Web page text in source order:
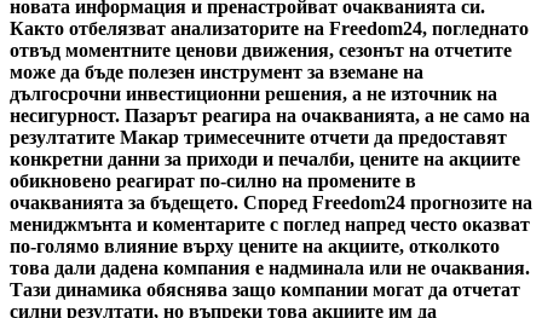
новата информация и пренастройват очакванията си.
Както отбелязват анализаторите на Freedom24, погледнато
отвъд моментните ценови движения, сезонът на отчетите
може да бъде полезен инструмент за вземане на
дългосрочни инвестиционни решения, а не източник на
несигурност. Пазарът реагира на очакванията, а не само на
резултатите Макар тримесечните отчети да предоставят
конкретни данни за приходи и печалби, цените на акциите
обикновено реагират по-силно на промените в
очакванията за бъдещето. Според Freedom24 прогнозите на
мениджмънта и коментарите с поглед напред често оказват
по-голямо влияние върху цените на акциите, отколкото
това дали дадена компания е надминала или не очаквания.
Тази динамика обяснява защо компании могат да отчетат
силни резултати, но въпреки това акциите им да